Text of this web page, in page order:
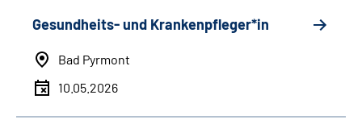
Gesundheits- und Krankenpfleger*in
Bad Pyrmont
10.05.2026